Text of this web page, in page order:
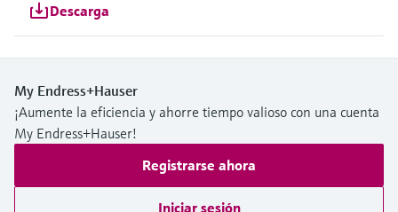
Descarga
My Endress+Hauser
¡Aumente la eficiencia y ahorre tiempo valioso con una cuenta
My Endress+Hauser!
Registrarse ahora
Iniciar sesión